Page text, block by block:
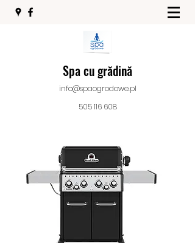
Spa cu grădină
info@spaogrodowe.pl
505 116 608